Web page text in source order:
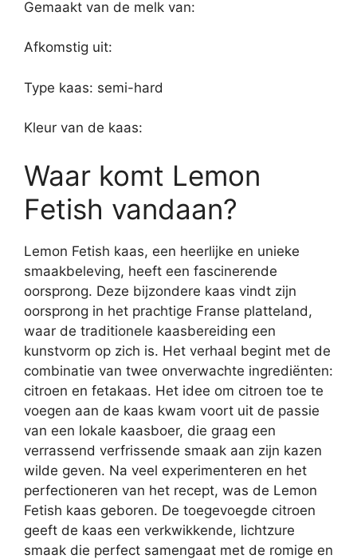
Gemaakt van de melk van:
Afkomstig uit:
Type kaas: semi-hard
Kleur van de kaas:
Waar komt Lemon
Fetish vandaan?
Lemon Fetish kaas, een heerlijke en unieke
smaakbeleving, heeft een fascinerende
oorsprong. Deze bijzondere kaas vindt zijn
oorsprong in het prachtige Franse platteland,
waar de traditionele kaasbereiding een
kunstvorm op zich is. Het verhaal begint met de
combinatie van twee onverwachte ingrediënten:
citroen en fetakaas. Het idee om citroen toe te
voegen aan de kaas kwam voort uit de passie
van een lokale kaasboer, die graag een
verrassend verfrissende smaak aan zijn kazen
wilde geven. Na veel experimenteren en het
perfectioneren van het recept, was de Lemon
Fetish kaas geboren. De toegevoegde citroen
geeft de kaas een verkwikkende, lichtzure
smaak die perfect samengaat met de romige en